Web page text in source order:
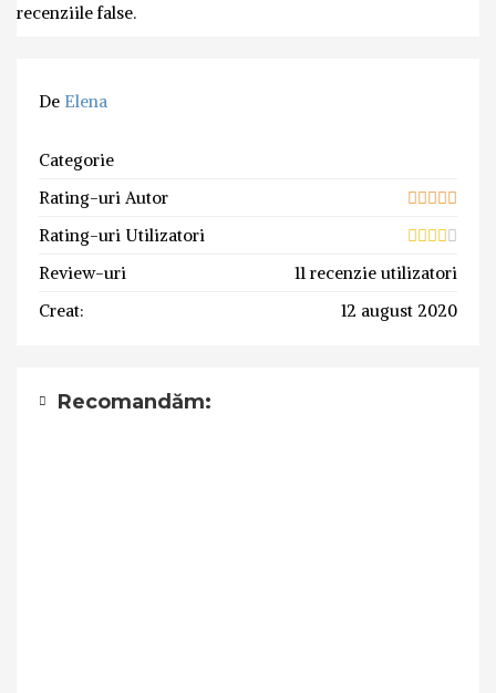
recenziile false.
De Elena
Categorie
Rating-uri Autor
Rating-uri Utilizatori
Review-uri
11 recenzie utilizatori
Creat:
12 august 2020
Recomandăm: